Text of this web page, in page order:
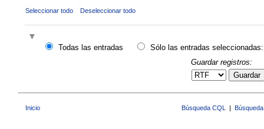
Seleccionar todo Deseleccionar todo
Todas las entradas
Sólo las entradas seleccionadas:
Guardar registros:
Guardar
Inicio Búsqueda CQL